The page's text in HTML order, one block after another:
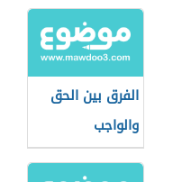
الفرق بين الحق
والواجب